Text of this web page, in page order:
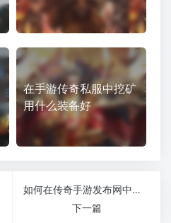
在手游传奇私服中挖矿
用什么装备好
如何在传奇手游发布网中找出真假尸王
下一篇